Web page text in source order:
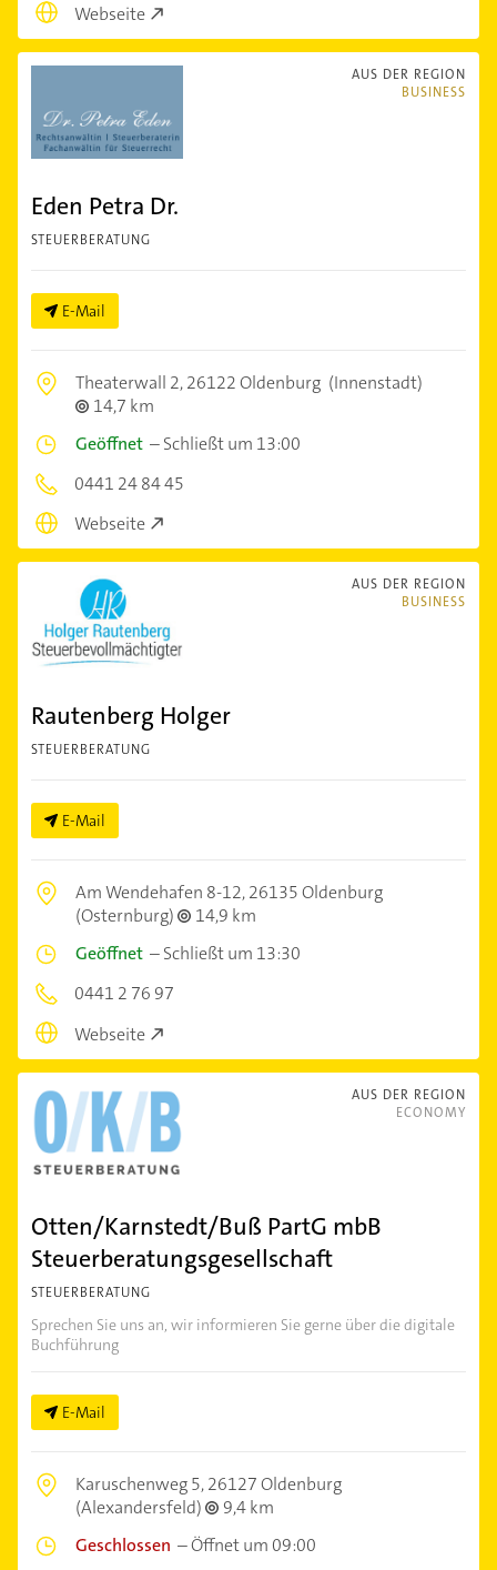
Webseite
AUS DER REGION
BUSINESS
Eden Petra Dr.
STEUERBERATUNG
E-Mail
Theaterwall 2,26122 Oldenburg (Innenstadt)
14,7 km
Geöffnet –Schließt um 13:00
0441 24 84 45
Webseite
AUS DER REGION
BUSINESS
Rautenberg Holger
STEUERBERATUNG
E-Mail
Am Wendehafen 8-12,26135 Oldenburg
(Osternburg)
14,9 km
Geöffnet –Schließt um 13:30
0441 2 76 97
Webseite
AUS DER REGION
ECONOMY
Otten/Karnstedt/Buß PartG mbB
Steuerberatungsgesellschaft
STEUERBERATUNG
Sprechen Sie uns an, wir informieren Sie gerne über die digitale
Buchführung
E-Mail
Karuschenweg 5,26127 Oldenburg
(Alexandersfeld)
9,4 km
Geschlossen –Öffnet um 09:00